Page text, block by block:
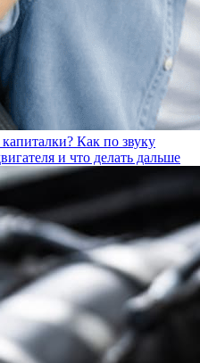
Как по звуку
и что делать дальше